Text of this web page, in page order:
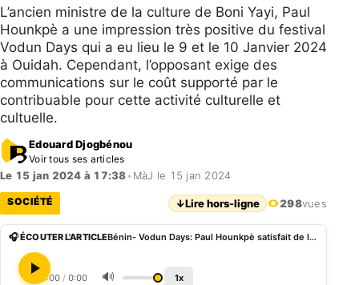
L’ancien ministre de la culture de Boni Yayi, Paul
Hounkpè a une impression très positive du festival
Vodun Days qui a eu lieu le 9 et le 10 Janvier 2024
à Ouidah. Cependant, l’opposant exige des
communications sur le coût supporté par le
contribuable pour cette activité culturelle et
cultuelle.
Edouard Djogbénou
Voir tous ses articles
Le 15 jan 2024 à 17:38• MàJ le 15 jan 2024
SOCIÉTÉ ↓Lire hors-ligne 298vues
🎧 ÉCOUTER L'ARTICLE Bénin- Vodun Days: Paul Hounkpè satisfait de l’initiative mais exige de facture
0:00 / 0:00 🔊 1x